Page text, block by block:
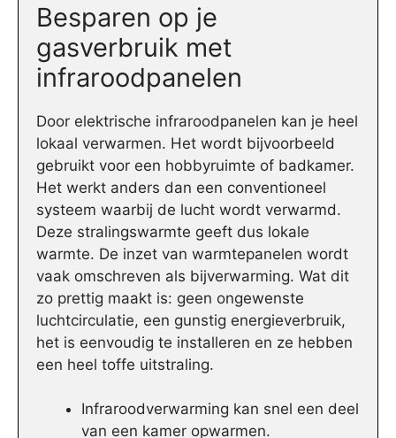
Besparen op je
gasverbruik met
infraroodpanelen
Door elektrische infraroodpanelen kan je heel
lokaal verwarmen. Het wordt bijvoorbeeld
gebruikt voor een hobbyruimte of badkamer.
Het werkt anders dan een conventioneel
systeem waarbij de lucht wordt verwarmd.
Deze stralingswarmte geeft dus lokale
warmte. De inzet van warmtepanelen wordt
vaak omschreven als bijverwarming. Wat dit
zo prettig maakt is: geen ongewenste
luchtcirculatie, een gunstig energieverbruik,
het is eenvoudig te installeren en ze hebben
een heel toffe uitstraling.
Infraroodverwarming kan snel een deel
van een kamer opwarmen.